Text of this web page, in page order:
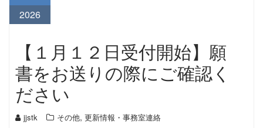
2026
【１月１２日受付開始】願
書をお送りの際にご確認く
ださい
jjstk その他, 更新情報・事務室連絡